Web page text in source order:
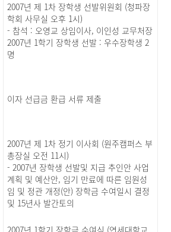
2007년 제 1차 장학생 선발위원회 (청파장
학회 사무실 오후 1시)
- 참석 : 오영교 상임이사, 이인성 교무처장
2007년 1학기 장학생 선발 : 우수장학생 2
명
이자 선급금 환급 서류 제출
2007년 제 1차 정기 이사회 (원주캠퍼스 부
총장실 오전 11시)
- 2007년 장학생 선발및 지급 추인안 사업
계획 및 예산안, 임기 만료에 따른 임원성
임 및 정관 개정(안) 장학금 수여일시 결정
및 15년사 발간토의
2007년 1학기 장학금 수여식 (연세대학교